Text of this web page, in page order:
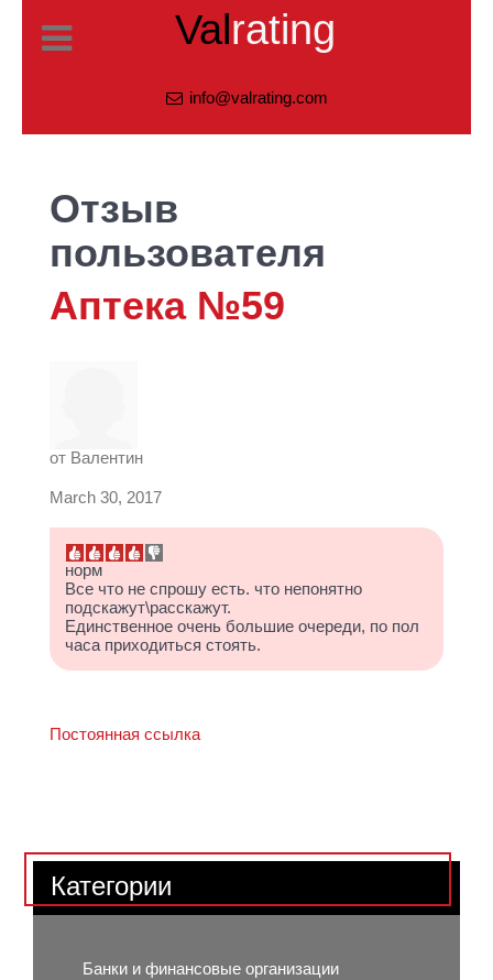
Valrating
info@valrating.com
Отзыв
пользователя
Аптека №59
от Валентин
March 30, 2017
норм
Все что не спрошу есть. что непонятно
подскажут\расскажут.
Единственное очень большие очереди, по пол
часа приходиться стоять.
Постоянная ссылка
Категории
Банки и финансовые организации